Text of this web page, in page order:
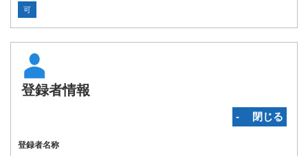
可
登録者情報
‐ 閉じる
登録者名称